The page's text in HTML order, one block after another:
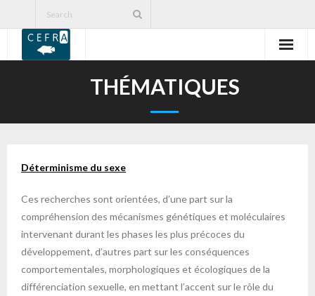
COOPERATION
PUBLICATIONS
CERER-Pisciculture asbl
CONTACTS
THÉMATIQUES
Déterminisme du sexe
Ces recherches sont orientées, d’une part sur la
compréhension des mécanismes génétiques et moléculaires
intervenant durant les phases les plus précoces du
développement, d’autres part sur les conséquences
comportementales, morphologiques et écologiques de la
différenciation sexuelle, en mettant l’accent sur le rôle du